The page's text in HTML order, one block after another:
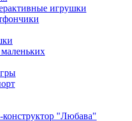
игрушки